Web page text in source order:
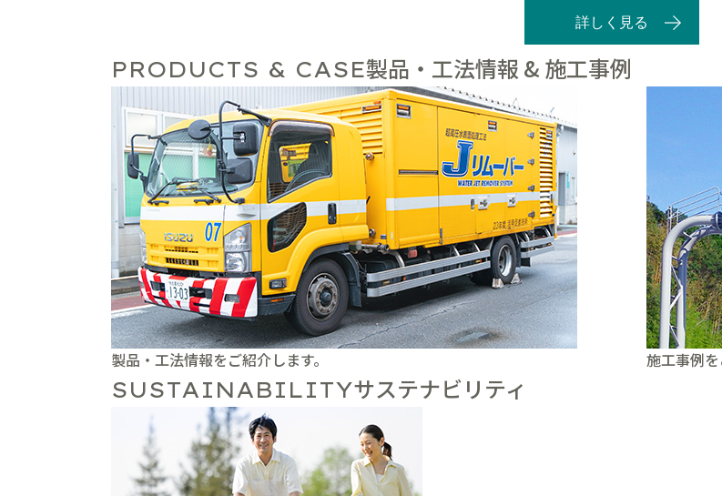
詳しく見る
PRODUCTS & CASE製品・工法情報 & 施工事例
製品・工法情報をご紹介します。 施工事例を
SUSTAINABILITYサステナビリティ